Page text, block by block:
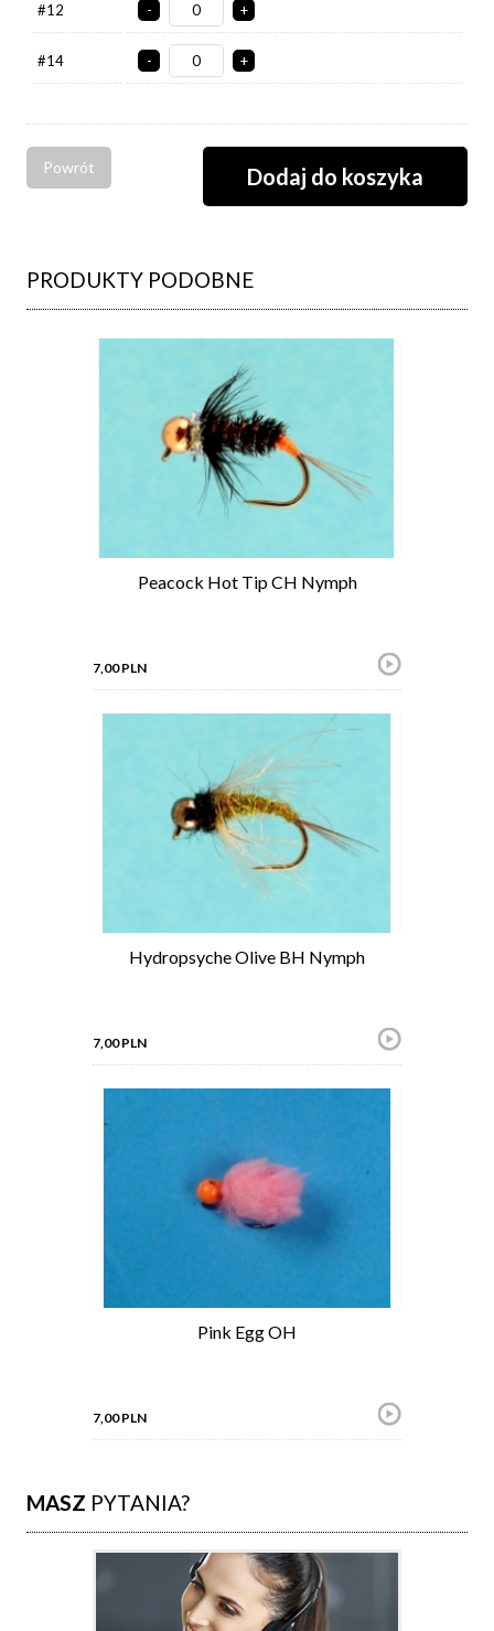
#12 - +
#14 - +
Powrót
PRODUKTY PODOBNE
Peacock Hot Tip CH Nymph
7,00 PLN
Hydropsyche Olive BH Nymph
7,00 PLN
Pink Egg OH
7,00 PLN
MASZ PYTANIA?